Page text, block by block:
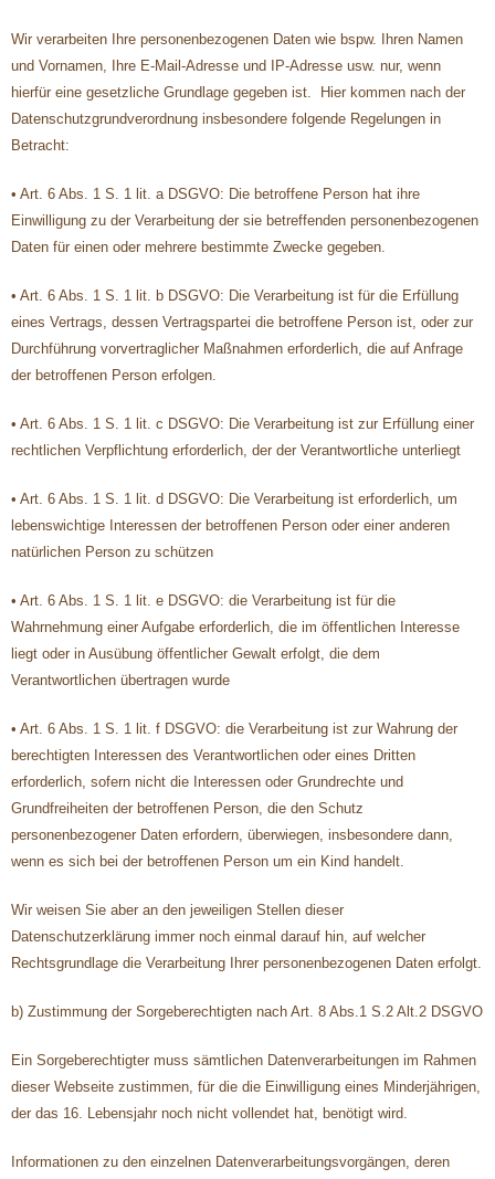
Wir verarbeiten Ihre personenbezogenen Daten wie bspw. Ihren Namen
und Vornamen, Ihre E-Mail-Adresse und IP-Adresse usw. nur, wenn
hierfür eine gesetzliche Grundlage gegeben ist. Hier kommen nach der
Datenschutzgrundverordnung insbesondere folgende Regelungen in
Betracht:
• Art. 6 Abs. 1 S. 1 lit. a DSGVO: Die betroffene Person hat ihre
Einwilligung zu der Verarbeitung der sie betreffenden personenbezogenen
Daten für einen oder mehrere bestimmte Zwecke gegeben.
• Art. 6 Abs. 1 S. 1 lit. b DSGVO: Die Verarbeitung ist für die Erfüllung
eines Vertrags, dessen Vertragspartei die betroffene Person ist, oder zur
Durchführung vorvertraglicher Maßnahmen erforderlich, die auf Anfrage
der betroffenen Person erfolgen.
• Art. 6 Abs. 1 S. 1 lit. c DSGVO: Die Verarbeitung ist zur Erfüllung einer
rechtlichen Verpflichtung erforderlich, der der Verantwortliche unterliegt
• Art. 6 Abs. 1 S. 1 lit. d DSGVO: Die Verarbeitung ist erforderlich, um
lebenswichtige Interessen der betroffenen Person oder einer anderen
natürlichen Person zu schützen
• Art. 6 Abs. 1 S. 1 lit. e DSGVO: die Verarbeitung ist für die
Wahrnehmung einer Aufgabe erforderlich, die im öffentlichen Interesse
liegt oder in Ausübung öffentlicher Gewalt erfolgt, die dem
Verantwortlichen übertragen wurde
• Art. 6 Abs. 1 S. 1 lit. f DSGVO: die Verarbeitung ist zur Wahrung der
berechtigten Interessen des Verantwortlichen oder eines Dritten
erforderlich, sofern nicht die Interessen oder Grundrechte und
Grundfreiheiten der betroffenen Person, die den Schutz
personenbezogener Daten erfordern, überwiegen, insbesondere dann,
wenn es sich bei der betroffenen Person um ein Kind handelt.
Wir weisen Sie aber an den jeweiligen Stellen dieser
Datenschutzerklärung immer noch einmal darauf hin, auf welcher
Rechtsgrundlage die Verarbeitung Ihrer personenbezogenen Daten erfolgt.
b) Zustimmung der Sorgeberechtigten nach Art. 8 Abs.1 S.2 Alt.2 DSGVO
Ein Sorgeberechtigter muss sämtlichen Datenverarbeitungen im Rahmen
dieser Webseite zustimmen, für die die Einwilligung eines Minderjährigen,
der das 16. Lebensjahr noch nicht vollendet hat, benötigt wird.
Informationen zu den einzelnen Datenverarbeitungsvorgängen, deren